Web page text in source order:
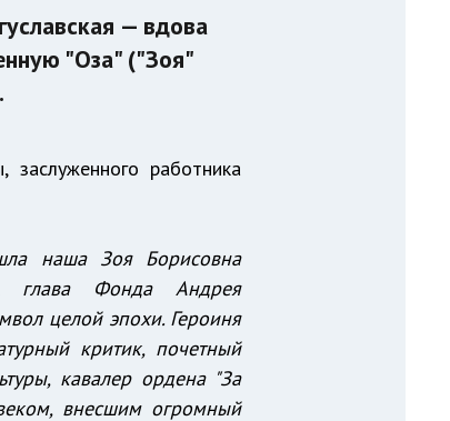
— вдова
"Оза" ("Зоя"
заслуженного работника
наша Зоя Борисовна
глава Фонда Андрея
целой эпохи. Героиня
критик, почетный
кавалер ордена "За
внесшим огромный